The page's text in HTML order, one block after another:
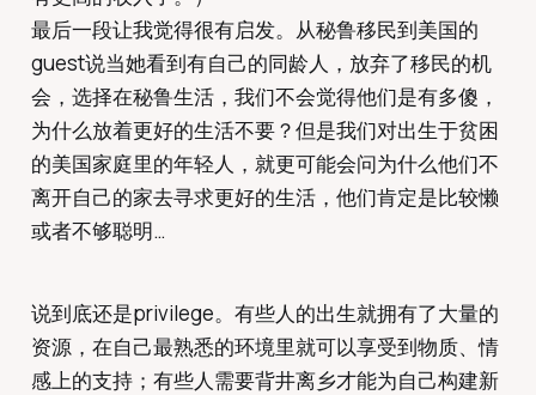
最后一段让我觉得很有启发。从秘鲁移民到美国的
guest说当她看到有自己的同龄人，放弃了移民的机
会，选择在秘鲁生活，我们不会觉得他们是有多傻，
为什么放着更好的生活不要？但是我们对出生于贫困
的美国家庭里的年轻人，就更可能会问为什么他们不
离开自己的家去寻求更好的生活，他们肯定是比较懒
或者不够聪明…
说到底还是privilege。有些人的出生就拥有了大量的
资源，在自己最熟悉的环境里就可以享受到物质、情
感上的支持；有些人需要背井离乡才能为自己构建新